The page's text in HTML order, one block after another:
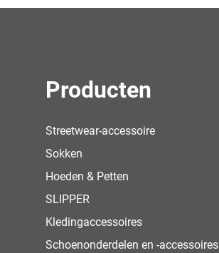
Producten
Streetwear-accessoire
Sokken
Hoeden & Petten
SLIPPER
Kledingaccessoires
Schoenonderdelen en -accessoires